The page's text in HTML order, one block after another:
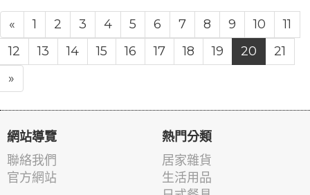
« 1 2 3 4 5 6 7 8 9 10
11
12
13 14 15 16 17 18 19 20
21
»
網站導覽
聯絡我們
官方網站
熱門分類
居家雜貨
生活用品